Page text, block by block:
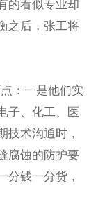
的看似专业却
之后，张工将
：一是他们实
子、化工、医
技术沟通时，
腐蚀的防护要
分钱一分货，